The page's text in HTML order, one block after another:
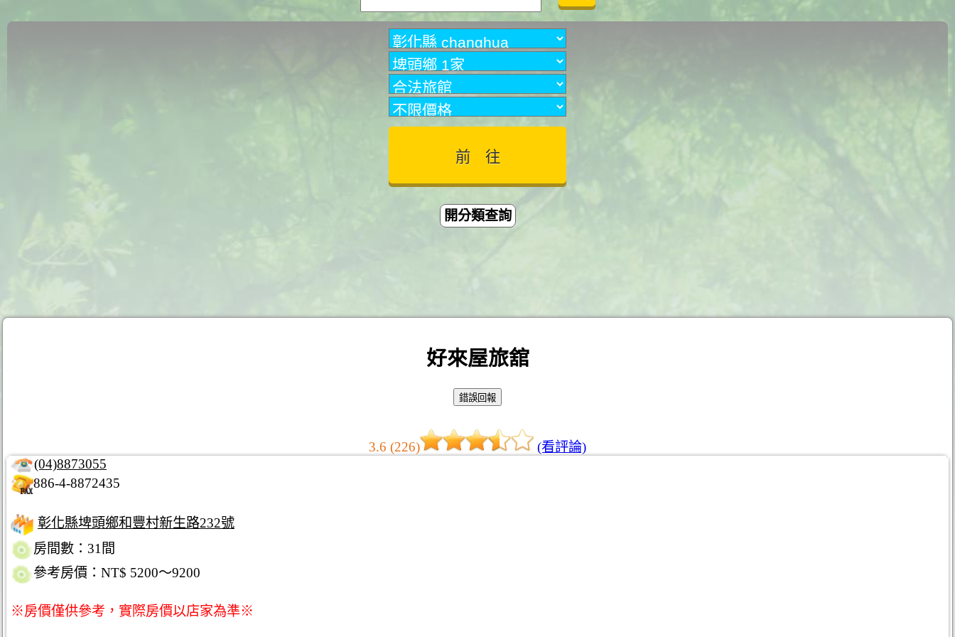
開分類查詢
好來屋旅舘
3.6 (226)
(看評論)
(04)8873055
886-4-8872435
彰化縣埤頭鄉和豐村新生路232號
房間數：31間
參考房價：NT$ 5200～9200
※房價僅供參考，實際房價以店家為準※